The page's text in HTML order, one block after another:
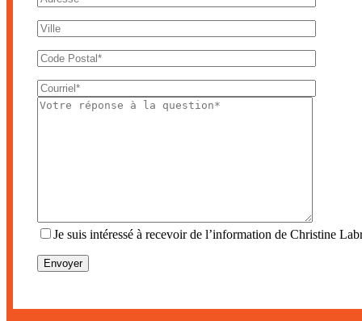
Je suis intéressé à recevoir de l’information de Christine